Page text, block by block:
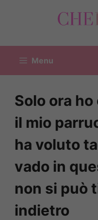
Menu
Solo ora
il mio
ha voluto
vado in
non si può
indietro